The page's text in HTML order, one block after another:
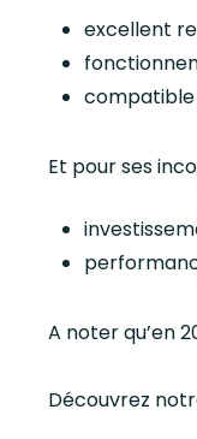
excellent
compatible
Et pour ses
A noter qu’en
Découvrez